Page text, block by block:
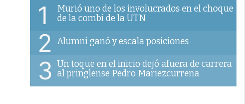
1
Murió uno de los involucrados en el choque
de la combi de la UTN
2 Alumni ganó y escala posiciones
3 Un toque en el inicio dejó afuera de carrera
al pringlense Pedro Mariezcurrena